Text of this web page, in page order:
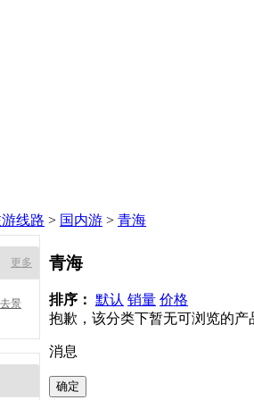
线路 > 国内游 > 青海
更多
景
青海
排序： 默认 销量 价格
抱歉，该分类下暂无可浏览的产
消息